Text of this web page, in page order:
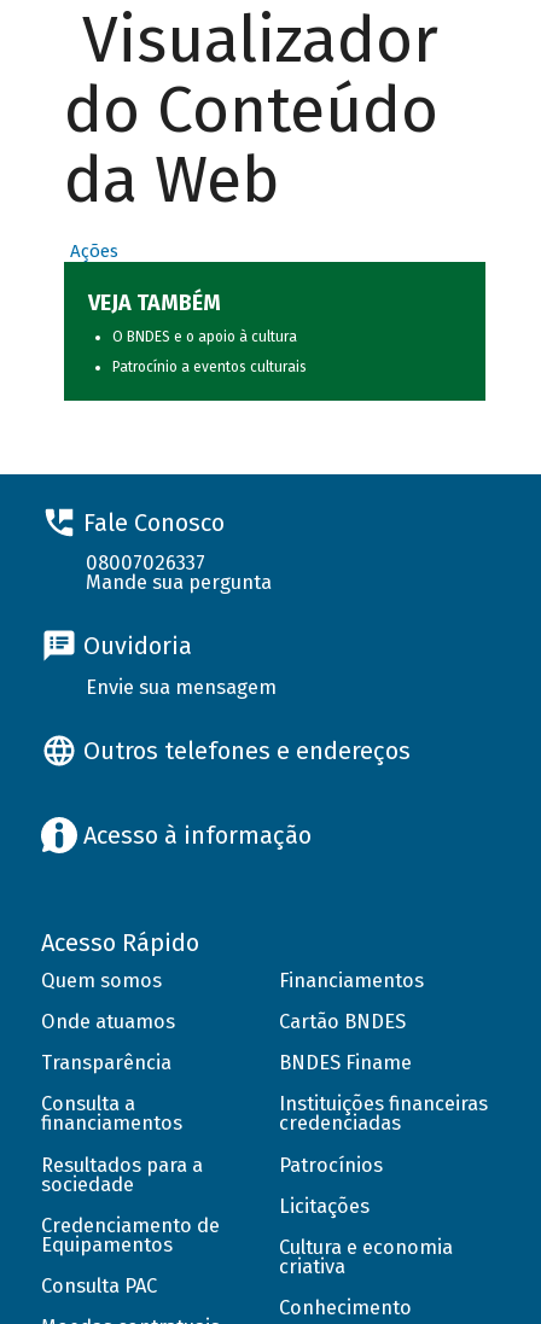
Visualizador
do Conteúdo
da Web
Ações
VEJA TAMBÉM
O BNDES e o apoio à cultura
Patrocínio a eventos culturais
Fale Conosco
08007026337
Mande sua pergunta
Ouvidoria
Envie sua mensagem
Outros telefones e endereços
Acesso à informação
Acesso Rápido
Quem somos
Onde atuamos
Transparência
Consulta a
financiamentos
Resultados para a
sociedade
Credenciamento de
Equipamentos
Consulta PAC
Financiamentos
Cartão BNDES
BNDES Finame
Instituições financeiras
credenciadas
Patrocínios
Licitações
Cultura e economia
criativa
Conhecimento